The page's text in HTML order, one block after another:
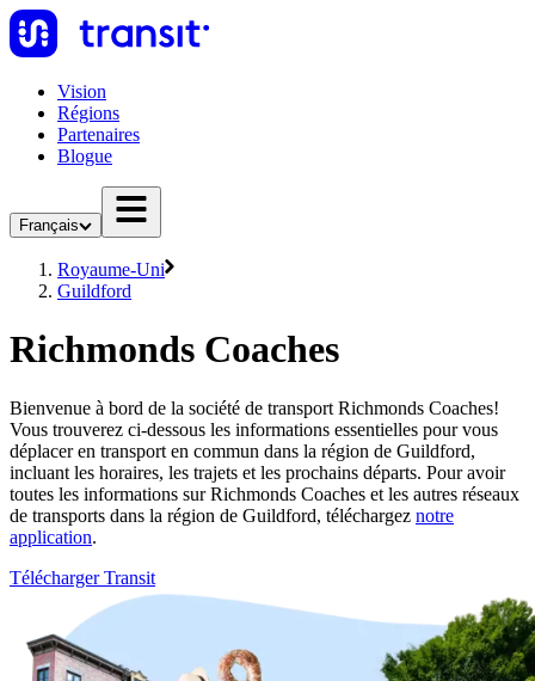
Vision
Régions
Partenaires
Blogue
Français
Royaume-Uni
Guildford
Richmonds Coaches
Bienvenue à bord de la société de transport Richmonds Coaches!
Vous trouverez ci-dessous les informations essentielles pour vous
déplacer en transport en commun dans la région de Guildford,
incluant les horaires, les trajets et les prochains départs. Pour avoir
toutes les informations sur Richmonds Coaches et les autres réseaux
de transports dans la région de Guildford, téléchargez notre
application.
Télécharger Transit